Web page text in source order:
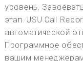
уровень.
этап. USU Call
автоматической
Программное
вашим